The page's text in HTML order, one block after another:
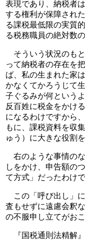
表現であり、納税者
する権利が保障され
る課税最低限の実質
る税務職員の絶対数
そういう状況のも
って納税者の存在を
ば、私の生まれた家
かなくてかろうじて
子ぐるみが何という
反百姓に税金をかけ
になるわけですから
もに、課税資料を収
ゅう）に大きな役割
右のような事情の
しをかけ、申告額の
て方式」だったわけで
この「呼び出し」
査もせずに遠慮会釈
の不服申し立てがお
『国税通則法精解